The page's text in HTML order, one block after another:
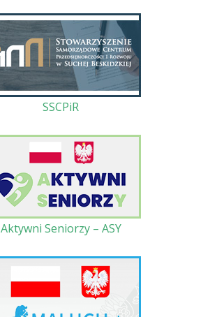
SSCPiR
Aktywni Seniorzy – ASY